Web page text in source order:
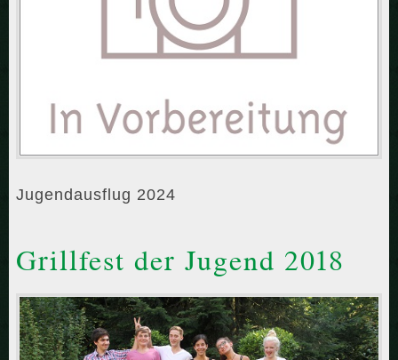
Jugendausflug 2024
Grillfest der Jugend 2018